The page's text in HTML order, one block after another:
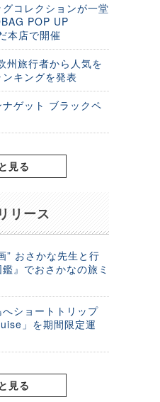
コレクションが一堂
POP UP
本店で開催
州旅行者から人気を
キングを発表
ナゲット ブラックペ
見る
リース
” おさかな先生と行
』でおさかなの旅ミ
ショートトリップ
」を期間限定運
見る